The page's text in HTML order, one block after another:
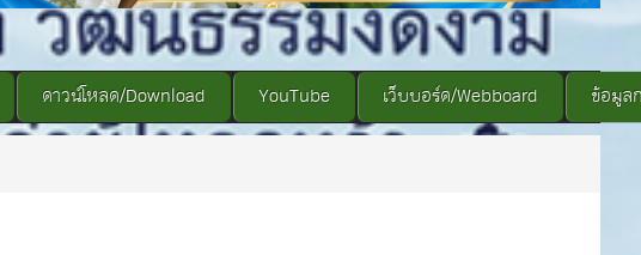
ดาวน์โหลด/Download YouTube เว็บบอร์ด/Webboard ข้อมูล